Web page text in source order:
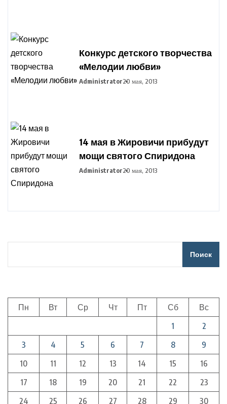
Конкурс детского творчества
«Мелодии любви»
Administrator20 мая, 2013
14 мая в Жировичи прибудут
мощи святого Спиридона
Administrator20 мая, 2013
Поиск
Пн Вт Ср Чт Пт Сб
Вс
1
2
3
4 5 6 7 8
9
10
11 12 13 14 15
16
17
18 19 20 21 22
23
24
25 26 27 28 29 30